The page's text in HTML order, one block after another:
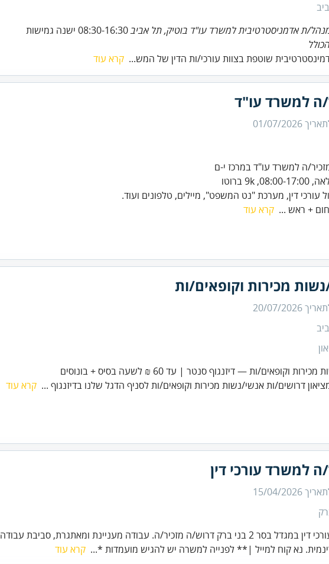
ת אדמניסטרטיבית למשרד עו"ד בוטיק, תל אביב08:30-16:30 ישנה גמישות
שוטפת בצוות עורכי/ות הדין של המש... קרא עוד
ה למשרד עו"ד
01/07/2026
עורכי דין, מערכת "נט המשפט", מיילים, טלפונים ועוד.
+ ראש ... קרא עוד
מכירות וקופאים/ות
20/07/2026
וקופאים/ות — דיזנגוף סנטר | עד 60 ₪ לשעה בסיס + בונוסים
דרושים/ות אנשי/נשות מכירות וקופאים/ות לסניף הדגל שלנו בדיזנגוף ... קרא עוד
ה למשרד עורכי דין
15/04/2026
למשרד עורכי דין במגדל בסר 2 בני ברק דרוש/ה מזכיר/ה. עבודה מעניינת ומאתגרת, סביבת עבודה
נא קוח למייל |** לפנייה למשרה יש להגיש מועמדות *... קרא עוד